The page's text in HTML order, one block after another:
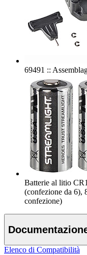
69491 ::
Batterie al litio
(confezione da 6),
confezione)
Elenco di Compatibilità